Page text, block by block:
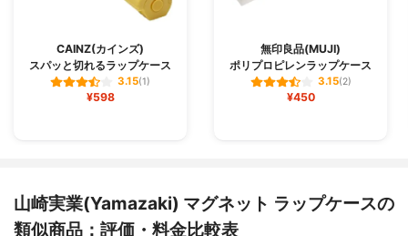
CAINZ(カインズ)
スパッと切れるラップケース
3.15(1)
¥598
無印良品(MUJI)
ポリプロピレンラップケース
3.15(2)
¥450
山崎実業(Yamazaki) マグネット ラップケースの
類似商品：評価・料金比較表